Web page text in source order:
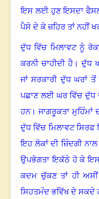
ਇਸ ਲਈ ਹੁਣ ਇਸਦਾ
ਪੈਸੇ ਦੇ ਕੇ ਜ਼ਹਿਰ ਤਾਂ ਨਹੀਂ
ਦੁੱਧ ਵਿੱਚ ਮਿਲਾਵਟ ਨੂੰ
ਕਰਨੀ ਚਾਹੀਦੀ ਹੈ ।ਦੁੱਧ
ਜਾਂ ਸਰਕਾਰੀ ਦੁੱਧ ਘਰਾਂ ਤੋਂ
ਪਛਾਣ ਲਈ ਘਰ ਵਿੱਚ ਦੁੱਧ
ਹਨ।ਜਾਗਰੂਕਤਾ
ਦੁੱਧ ਵਿੱਚ ਮਿਲਾਵਟ
ਇਹ ਲੋਕਾਂ ਦੀ ਜ਼ਿੰਦਗੀ
ਉਪਭੋਗਤਾ ਇਕੱਠੇ ਹੋ ਕੇ ਇਸ
ਕਦਮ ਚੁੱਕਣ ਤਾਂ ਹੀ
ਸਿਹਤਮੰਦ ਭਵਿੱਖ ਦੇ ਸਕਦੇ